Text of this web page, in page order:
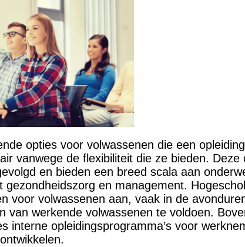
opties voor volwassenen die een
vanwege de flexibiliteit die ze bieden. Deze
en bieden een breed scala aan
gezondheidszorg en management.
voor volwassenen aan, vaak in de
van werkende volwassenen te voldoen.
interne opleidingsprogramma’s voor